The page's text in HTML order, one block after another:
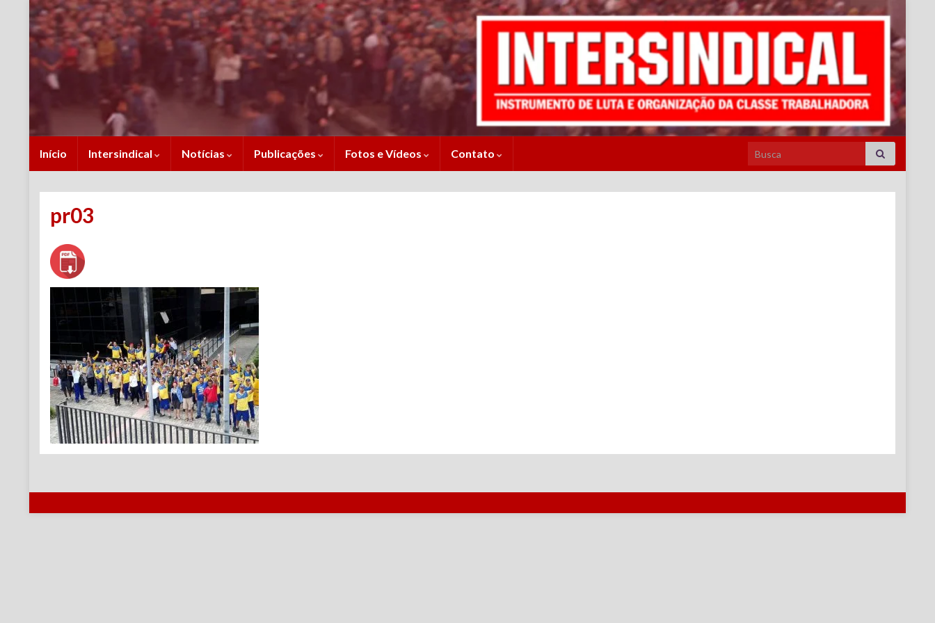
Início Intersindical Notícias Publicações Fotos e Vídeos Contato Search for:
pr03